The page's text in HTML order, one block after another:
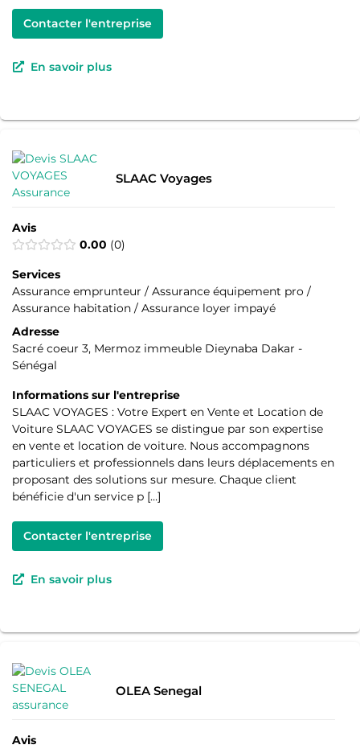
Contacter l'entreprise
En savoir plus
SLAAC Voyages
Avis
0.00 0
Services
Assurance emprunteur / Assurance équipement pro /
Assurance habitation / Assurance loyer impayé
Adresse
Sacré coeur 3, Mermoz immeuble Dieynaba Dakar -
Sénégal
Informations sur l'entreprise
SLAAC VOYAGES : Votre Expert en Vente et Location de
Voiture SLAAC VOYAGES se distingue par son expertise
en vente et location de voiture. Nous accompagnons
particuliers et professionnels dans leurs déplacements en
proposant des solutions sur mesure. Chaque client
bénéficie d'un service p […]
Contacter l'entreprise
En savoir plus
OLEA Senegal
Avis